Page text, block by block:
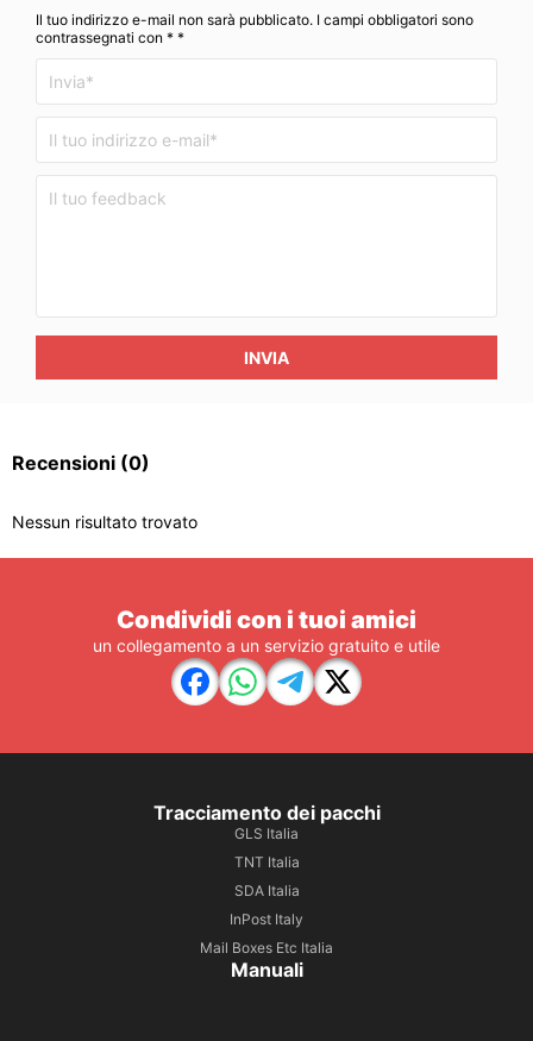
Il tuo indirizzo e-mail non sarà pubblicato. I campi obbligatori sono
contrassegnati con * *
INVIA
Recensioni (0)
Nessun risultato trovato
Condividi con i tuoi amici
un collegamento a un servizio gratuito e utile
Tracciamento dei pacchi
GLS Italia
TNT Italia
SDA Italia
InPost Italy
Mail Boxes Etc Italia
Manuali